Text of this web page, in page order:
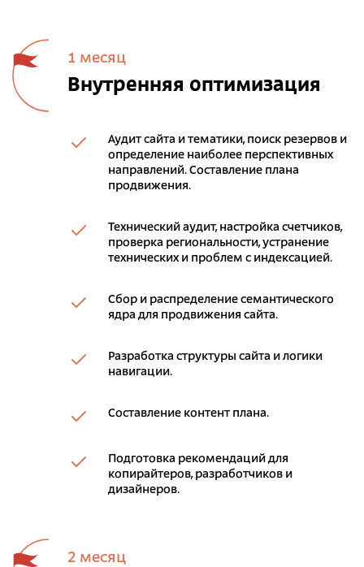
1 месяц
Внутренняя оптимизация
Аудит сайта и тематики, поиск резервов и
определение наиболее перспективных
направлений. Составление плана
продвижения.
Технический аудит, настройка счетчиков,
проверка региональности, устранение
технических и проблем с индексацией.
Сбор и распределение семантического
ядра для продвижения сайта.
Разработка структуры сайта и логики
навигации.
Составление контент плана.
Подготовка рекомендаций для
копирайтеров, разработчиков и
дизайнеров.
2 месяц